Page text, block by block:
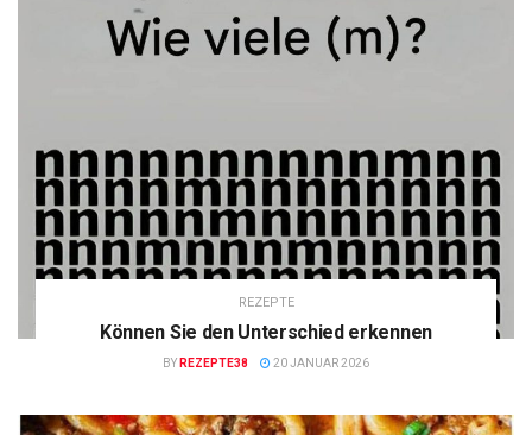
REZEPTE
Können Sie den Unterschied erkennen
BY REZEPTE38 20 JANUAR 2026